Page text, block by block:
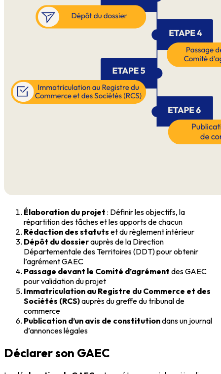
Élaboration du projet : Définir les objectifs, la
répartition des tâches et les apports de chacun
Rédaction des statuts et du règlement intérieur
Dépôt du dossierauprès de la Direction
Départementale des Territoires (DDT) pour obtenir
l’agrément GAEC
Passage devant le Comité d’agrément des GAEC
pour validation du projet
Immatriculation au Registre du Commerce et des
Sociétés (RCS)auprès du greffe du tribunal de
commerce
Publication d’un avis de constitutiondans un journal
d’annonces légales
Déclarer son GAEC